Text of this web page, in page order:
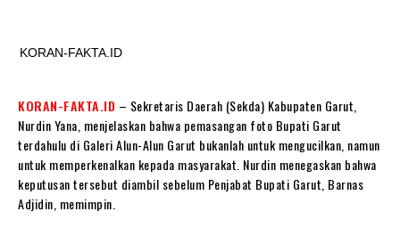
KORAN-FAKTA.ID
KORAN-FAKTA.ID – Sekretaris Daerah (Sekda) Kabupaten Garut,
Nurdin Yana, menjelaskan bahwa pemasangan foto Bupati Garut
terdahulu di Galeri Alun-Alun Garut bukanlah untuk mengucilkan, namun
untuk memperkenalkan kepada masyarakat. Nurdin menegaskan bahwa
keputusan tersebut diambil sebelum Penjabat Bupati Garut, Barnas
Adjidin, memimpin.